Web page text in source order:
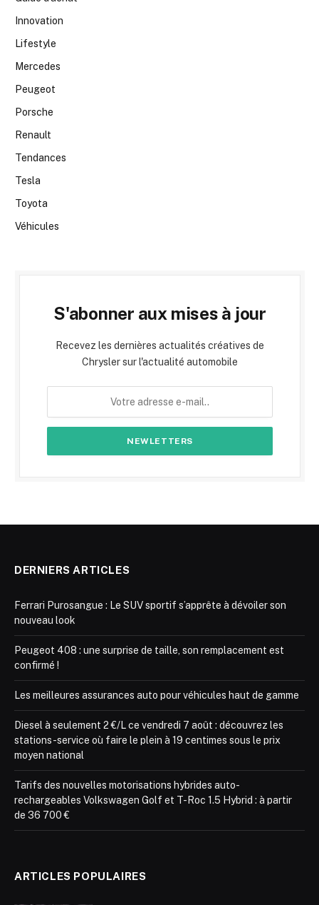
Innovation
Lifestyle
Mercedes
Peugeot
Porsche
Renault
Tendances
Tesla
Toyota
Véhicules
S'abonner aux mises à jour
Recevez les dernières actualités créatives de
Chrysler sur l'actualité automobile
DERNIERS ARTICLES
Ferrari Purosangue : Le SUV sportif s’apprête à dévoiler son
nouveau look
Peugeot 408 : une surprise de taille, son remplacement est
confirmé !
Les meilleures assurances auto pour véhicules haut de gamme
Diesel à seulement 2 €/L ce vendredi 7 août : découvrez les
stations-service où faire le plein à 19 centimes sous le prix
moyen national
Tarifs des nouvelles motorisations hybrides auto-
rechargeables Volkswagen Golf et T-Roc 1.5 Hybrid : à partir
de 36 700 €
ARTICLES POPULAIRES